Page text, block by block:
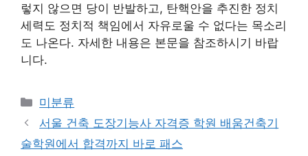
렇지 않으면 당이 반발하고, 탄핵안을 추진한 정치
세력도 정치적 책임에서 자유로울 수 없다는 목소리
도 나온다. 자세한 내용은 본문을 참조하시기 바랍
니다.
Categories
미분류
서울 건축 도장기능사 자격증 학원 배움건축기
술학원에서 합격까지 바로 패스